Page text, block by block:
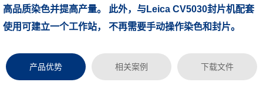
高品质染色并提高产量。 此外，与Leica CV5030封片机配套
使用可建立一个工作站， 不再需要手动操作染色和封片。
产品优势 相关案例 下载文件